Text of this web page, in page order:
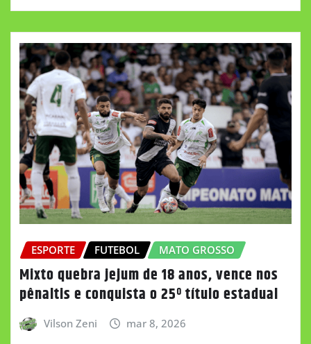
ESPORTE FUTEBOL MATO GROSSO
Mixto quebra jejum de 18 anos, vence nos
pênaltis e conquista o 25º título estadual
Vilson Zeni mar 8, 2026